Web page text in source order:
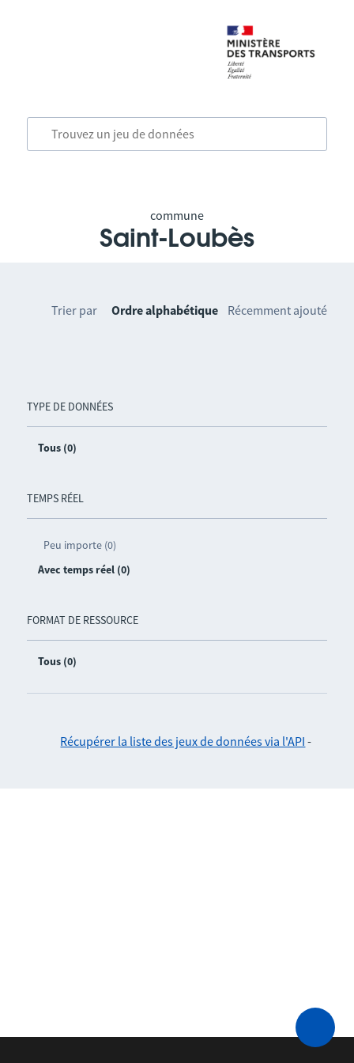
commune
Saint-Loubès
TYPE DE DONNÉES
Tous (0)
TEMPS RÉEL
Peu importe (0)
Avec temps réel (0)
FORMAT DE RESSOURCE
Tous (0)
Trier par Ordre alphabétique Récemment ajouté
Récupérer la liste des jeux de données via l'API -